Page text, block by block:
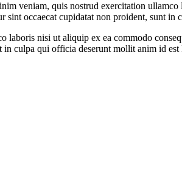
veniam, quis nostrud exercitation
occaecat cupidatat non proident, sunt
nisi ut aliquip ex ea commodo
culpa qui officia deserunt mollit anim id est